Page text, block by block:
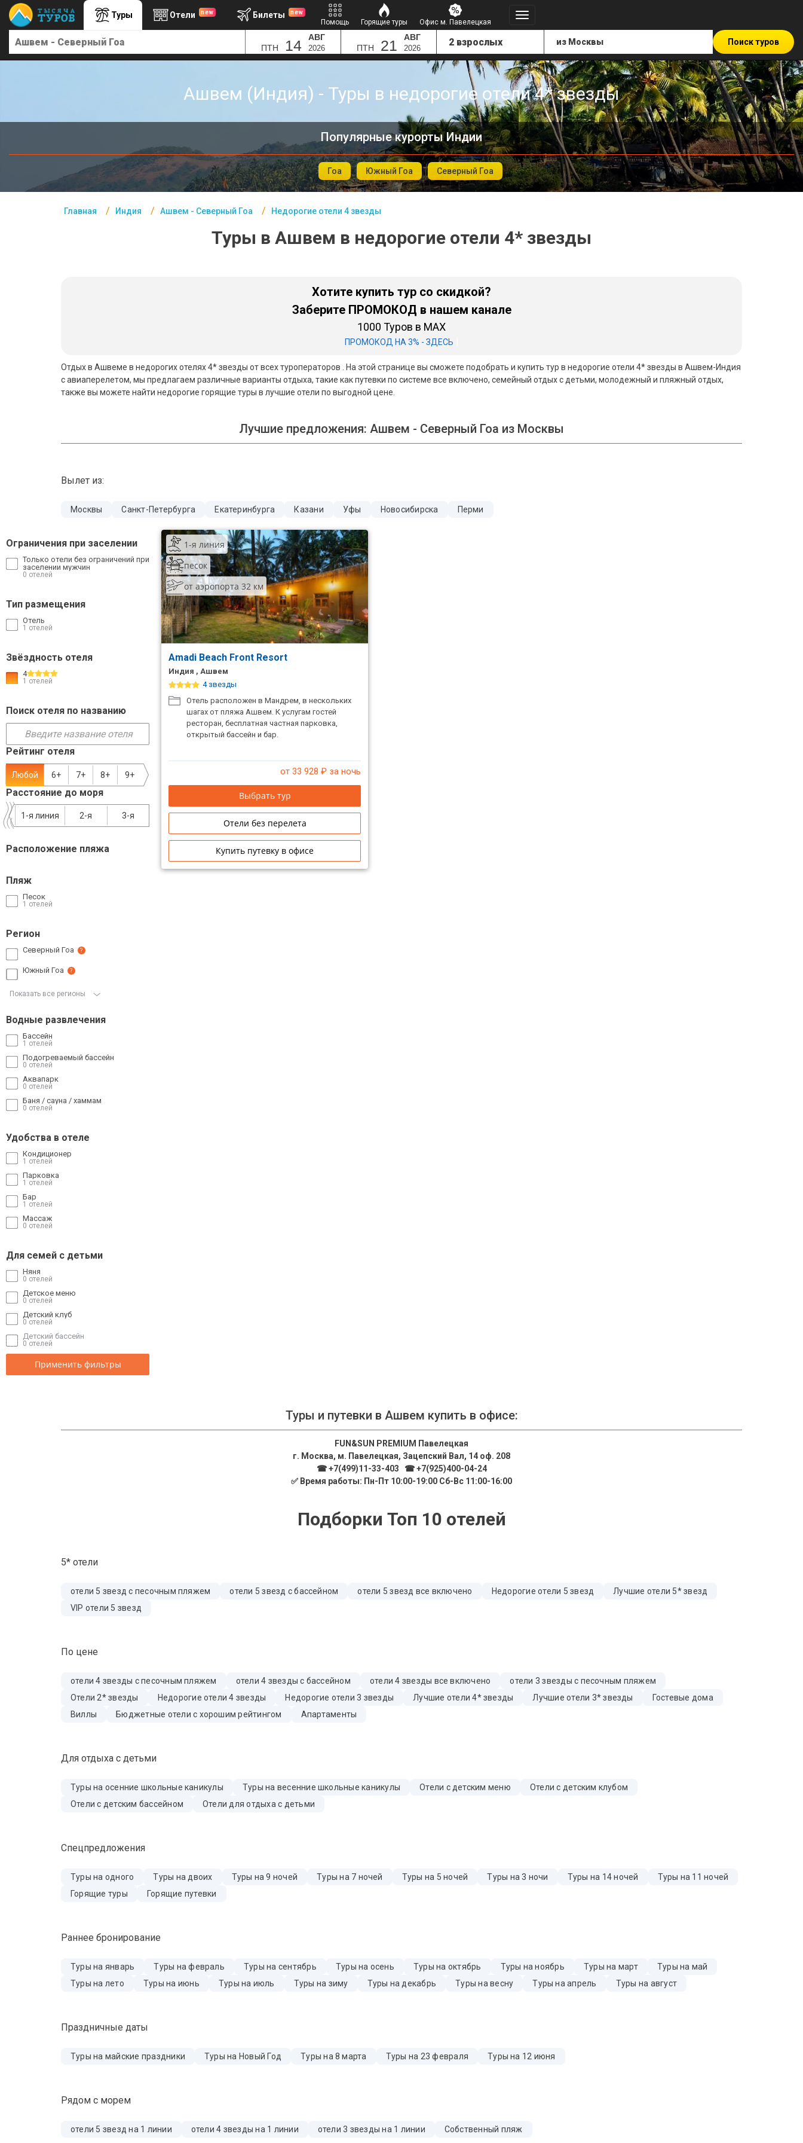
Туры Отели new Билеты new
Помощь Горящие туры Офис м. Павелецкая
ПТН 14 АВГ
2026 ПТН 21 АВГ
2026
Поиск туров
Ашвем (Индия) - Туры в недорогие отели 4* звезды
Популярные курорты Индии
Гоа Южный Гоа Северный Гоа
Главная Индия Ашвем - Северный Гоа Недорогие отели 4 звезды
Туры в Ашвем в недорогие отели 4* звезды
Хотите купить тур со скидкой?
Заберите ПРОМОКОД в нашем канале
1000 Туров в MAX
ПРОМОКОД НА 3% - ЗДЕСЬ
Отдых в Ашвеме в недорогих отелях 4* звезды от всех туроператоров . На этой странице вы сможете подобрать и купить тур в недорогие отели 4* звезды в Ашвем-Индия
с авиаперелетом, мы предлагаем различные варианты отдыха, такие как путевки по системе все включено, семейный отдых с детьми, молодежный и пляжный отдых,
также вы можете найти недорогие горящие туры в лучшие отели по выгодной цене.
Лучшие предложения: Ашвем - Северный Гоа из Москвы
Вылет из:
Москвы Санкт-Петербурга Екатеринбурга Казани Уфы Новосибирска Перми
Ограничения при заселении
Только отели без ограничений при
заселении мужчин
0 отелей
Тип размещения
Отель
1 отелей
Звёздность отеля
4
1 отелей
Поиск отеля по названию
Рейтинг отеля
Любой 6+ 7+ 8+ 9+
Расстояние до моря
3-я
2-я
1-я линия
Расположение пляжа
Пляж
Песок
1 отелей
Регион
Северный Гоа ?
Южный Гоа ?
Показать все регионы
Водные развлечения
Бассейн
1 отелей
Подогреваемый бассейн
0 отелей
Аквапарк
0 отелей
Баня / сауна / хаммам
0 отелей
Удобства в отеле
Кондиционер
1 отелей
Парковка
1 отелей
Бар
1 отелей
Массаж
0 отелей
Для семей с детьми
Няня
0 отелей
Детское меню
0 отелей
Детский клуб
0 отелей
Детский бассейн
0 отелей
Применить фильтры
1-я линия
песок
от аэропорта 32 км
Amadi Beach Front Resort
Индия , Ашвем
4 звезды
Отель расположен в Мандрем, в нескольких
шагах от пляжа Ашвем. К услугам гостей
ресторан, бесплатная частная парковка,
открытый бассейн и бар.
от 33 928 ₽ за ночь
Выбрать тур
Отели без перелета
Купить путевку в офисе
Туры и путевки в Ашвем купить в офисе:
FUN&SUN PREMIUM Павелецкая
г. Москва, м. Павелецкая, Зацепский Вал, 14 оф. 208
☎ +7(499)11-33-403
☎ +7(925)400-04-24
✅ Время работы: Пн-Пт 10:00-19:00 Сб-Вс 11:00-16:00
Подборки Топ 10 отелей
5* отели
отели 5 звезд с песочным пляжем отели 5 звезд с бассейном отели 5 звезд все включено Недорогие отели 5 звезд
Лучшие отели 5* звезд
VIP отели 5 звезд
По цене
отели 4 звезды с песочным пляжем отели 4 звезды с бассейном отели 4 звезды все включено
отели 3 звезды с песочным пляжем
Отели 2* звезды
Недорогие отели 4 звезды Недорогие отели 3 звезды Лучшие отели 4* звезды Лучшие отели 3* звезды
Гостевые дома
Виллы
Бюджетные отели с хорошим рейтингом Апартаменты
Для отдыха с детьми
Туры на осенние школьные каникулы Туры на весенние школьные каникулы Отели с детским меню
Отели с детским клубом
Отели с детским бассейном
Отели для отдыха с детьми
Спецпредложения
Туры на одного Туры на двоих Туры на 9 ночей Туры на 7 ночей Туры на 5 ночей Туры на 3 ночи Туры на 14 ночей
Туры на 11 ночей
Горящие туры
Горящие путевки
Раннее бронирование
Туры на январь Туры на февраль Туры на сентябрь Туры на осень Туры на октябрь Туры на ноябрь Туры на март
Туры на май
Туры на лето
Туры на июнь Туры на июль Туры на зиму Туры на декабрь Туры на весну Туры на апрель Туры на август
Праздничные даты
Туры на майские праздники Туры на Новый Год Туры на 8 марта Туры на 23 февраля Туры на 12 июня
Рядом с морем
отели 5 звезд на 1 линии отели 4 звезды на 1 линии отели 3 звезды на 1 линии Собственный пляж
Главная
Подборки отелей
ОАЭ
Северный Гоа
Кав Мин Воды
Экскурсионные туры
5*
Лучшие отели 4* звезды
звезды
Лучшие отели 3* звезды
Недорогие отели 3*
Сетевые отели Турции
Сетевые отели Египта
Сетевые отели ОАЭ
Сетевые отели Таиланда
Сетевые отели Шри Ланки
Сетевые отели Бали
Сетевые отели Сейшел
Сетевые отели Маврикия